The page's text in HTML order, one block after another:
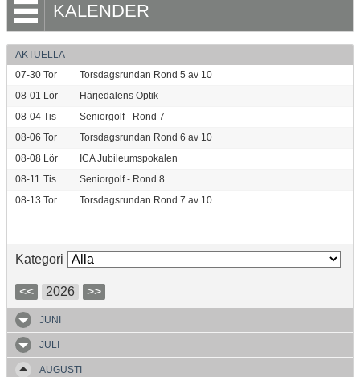
KALENDER
AKTUELLA
07-30 Tor
Torsdagsrundan Rond 5 av 10
08-01 Lör
Härjedalens Optik
08-04 Tis
Seniorgolf - Rond 7
08-06 Tor
Torsdagsrundan Rond 6 av 10
08-08 Lör
ICA Jubileumspokalen
08-11 Tis
Seniorgolf - Rond 8
08-13 Tor Torsdagsrundan Rond 7 av 10
Kategori
<< 2026 >>
JUNI
JULI
AUGUSTI